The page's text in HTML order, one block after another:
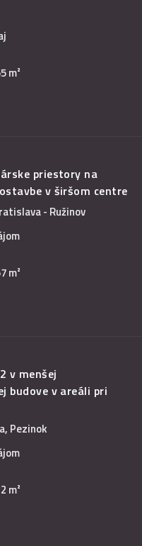
m²
priestory na
v širšom centre
- Ružinov
m²
v menšej
budove v areáli pri
Pezinok
m²